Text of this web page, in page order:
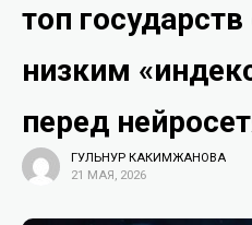
топ
низким
перед
ГУЛЬНУР КАКИМЖАНОВА
21 МАЯ, 2026